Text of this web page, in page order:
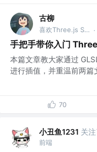
古柳
喜欢Three.js Shader/数据可视化 D3.js/浙大ZJUer @Three.js Shader / D3.js 数据可视化 ·
手把手带你入门
本篇文章教大家通过
进行插值，并重温前两篇
70
小丑鱼1231 关
前端